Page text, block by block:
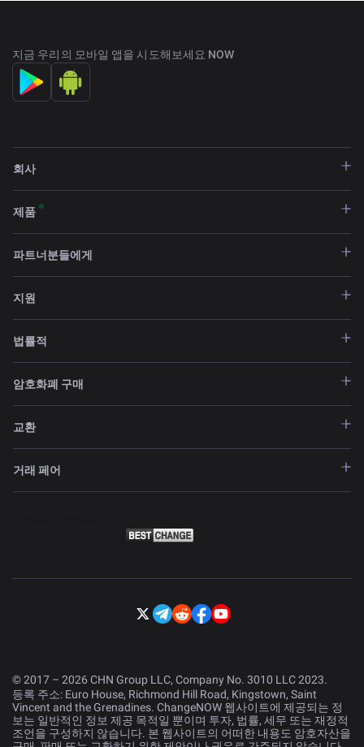
지금 우리의 모바일 앱을 시도해보세요 NOW
회사
제품
파트너분들에게
지원
법률적
암호화폐 구매
교환
거래 페어
© 2017 – 2026 CHN Group LLC, Company No. 3010 LLC 2023.
등록 주소: Euro House, Richmond Hill Road, Kingstown, Saint
Vincent and the Grenadines. ChangeNOW 웹사이트에 제공되는 정
보는 일반적인 정보 제공 목적일 뿐이며 투자, 법률, 세무 또는 재정적
조언을 구성하지 않습니다. 본 웹사이트의 어떠한 내용도 암호자산을